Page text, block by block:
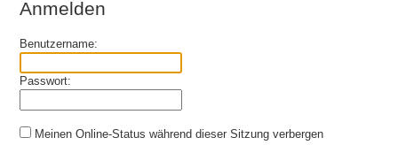
Anmelden
Benutzername:
Passwort:
Meinen Online-Status während dieser Sitzung verbergen